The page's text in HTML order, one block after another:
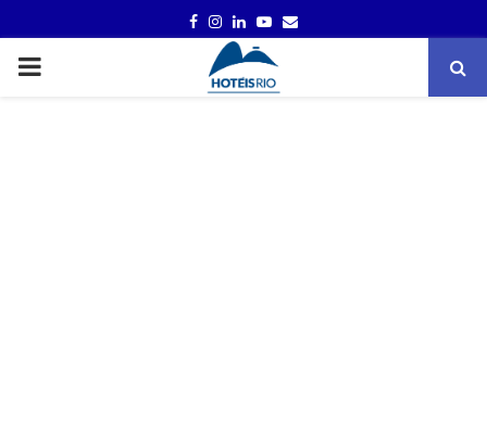
FACEBOOK
INSTAGRAM
LINKEDINYOUTUBE
EMAIL
PRIMARY